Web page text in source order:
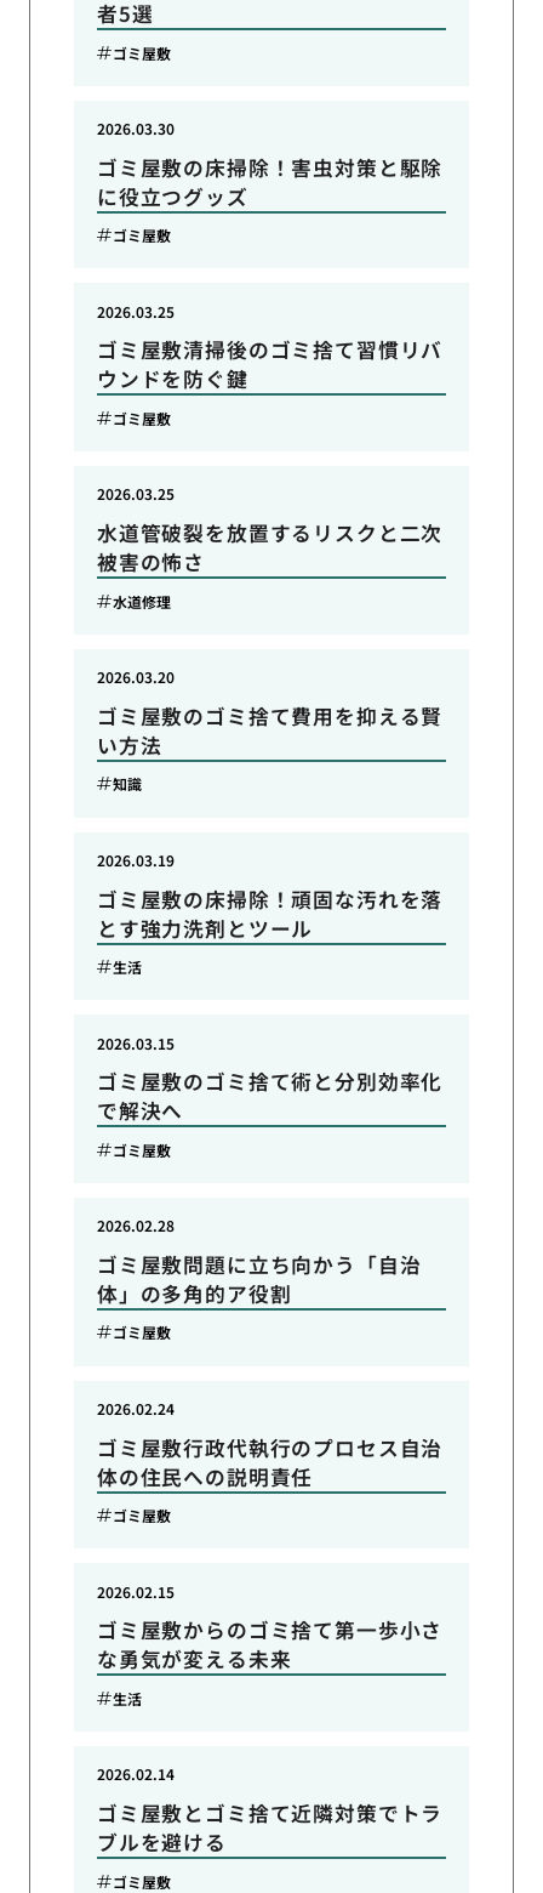
者5選
ゴミ屋敷
ゴミ屋敷の床掃除！害虫対策と駆除
に役立つグッズ
2026.03.30
ゴミ屋敷
ゴミ屋敷清掃後のゴミ捨て習慣リバ
ウンドを防ぐ鍵
2026.03.25
ゴミ屋敷
水道管破裂を放置するリスクと二次
被害の怖さ
2026.03.25
水道修理
ゴミ屋敷のゴミ捨て費用を抑える賢
い方法
2026.03.20
知識
ゴミ屋敷の床掃除！頑固な汚れを落
とす強力洗剤とツール
2026.03.19
生活
ゴミ屋敷のゴミ捨て術と分別効率化
で解決へ
2026.03.15
ゴミ屋敷
ゴミ屋敷問題に立ち向かう「自治
体」の多角的ア役割
2026.02.28
ゴミ屋敷
ゴミ屋敷行政代執行のプロセス自治
体の住民への説明責任
2026.02.24
ゴミ屋敷
ゴミ屋敷からのゴミ捨て第一歩小さ
な勇気が変える未来
2026.02.15
生活
ゴミ屋敷とゴミ捨て近隣対策でトラ
ブルを避ける
2026.02.14
ゴミ屋敷